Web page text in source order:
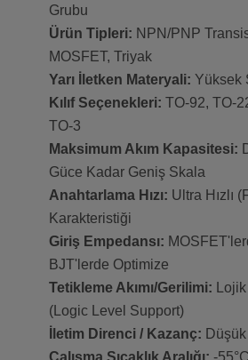
Grubu
Ürün Tipleri: NPN/PNP
MOSFET, Triyak
Yarı İletken Materyali: Yüksek
Kılıf Seçenekleri: TO-92, TO-
TO-3
Maksimum Akım Kapasitesi:
Güce Kadar Geniş Skala
Anahtarlama Hızı: Ultra Hızlı
Karakteristiği
Giriş Empedansı:
BJT'lerde Optimize
Tetikleme Akımı/Gerilimi:
(Logic Level Support)
İletim Direnci / Kazanç:
Çalışma Sıcaklık Aralığı: -